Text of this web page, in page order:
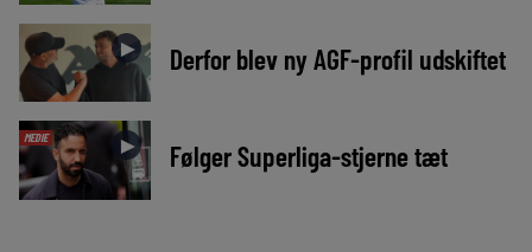
► Derfor blev ny AGF-profil udskiftet
MEDIE ► Følger Superliga-stjerne tæt